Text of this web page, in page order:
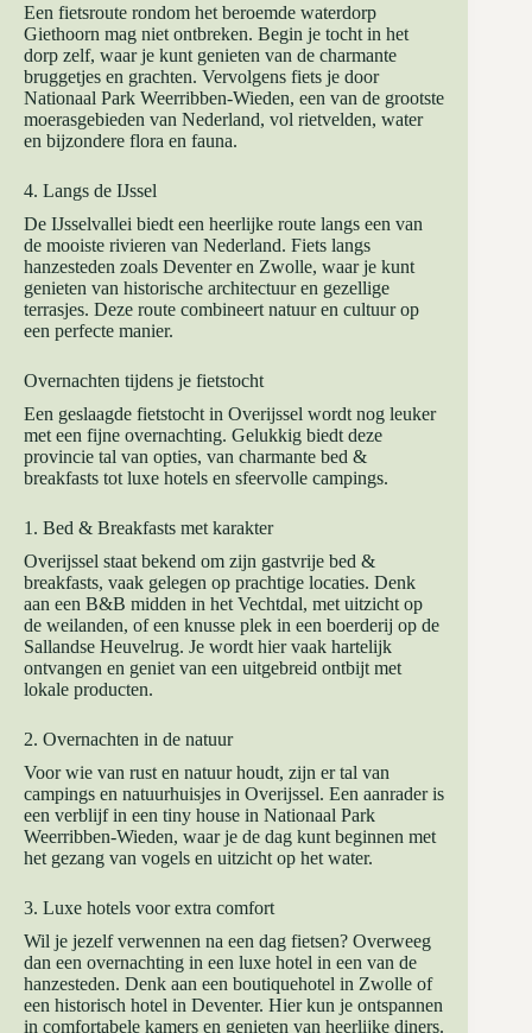
Een fietsroute rondom het beroemde waterdorp
Giethoorn mag niet ontbreken. Begin je tocht in het
dorp zelf, waar je kunt genieten van de charmante
bruggetjes en grachten. Vervolgens fiets je door
Nationaal Park Weerribben-Wieden, een van de grootste
moerasgebieden van Nederland, vol rietvelden, water
en bijzondere flora en fauna.
4. Langs de IJssel
De IJsselvallei biedt een heerlijke route langs een van
de mooiste rivieren van Nederland. Fiets langs
hanzesteden zoals Deventer en Zwolle, waar je kunt
genieten van historische architectuur en gezellige
terrasjes. Deze route combineert natuur en cultuur op
een perfecte manier.
Overnachten tijdens je fietstocht
Een geslaagde fietstocht in Overijssel wordt nog leuker
met een fijne overnachting. Gelukkig biedt deze
provincie tal van opties, van charmante bed &
breakfasts tot luxe hotels en sfeervolle campings.
1. Bed & Breakfasts met karakter
Overijssel staat bekend om zijn gastvrije bed &
breakfasts, vaak gelegen op prachtige locaties. Denk
aan een B&B midden in het Vechtdal, met uitzicht op
de weilanden, of een knusse plek in een boerderij op de
Sallandse Heuvelrug. Je wordt hier vaak hartelijk
ontvangen en geniet van een uitgebreid ontbijt met
lokale producten.
2. Overnachten in de natuur
Voor wie van rust en natuur houdt, zijn er tal van
campings en natuurhuisjes in Overijssel. Een aanrader is
een verblijf in een tiny house in Nationaal Park
Weerribben-Wieden, waar je de dag kunt beginnen met
het gezang van vogels en uitzicht op het water.
3. Luxe hotels voor extra comfort
Wil je jezelf verwennen na een dag fietsen? Overweeg
dan een overnachting in een luxe hotel in een van de
hanzesteden. Denk aan een boutiquehotel in Zwolle of
een historisch hotel in Deventer. Hier kun je ontspannen
in comfortabele kamers en genieten van heerlijke diners.